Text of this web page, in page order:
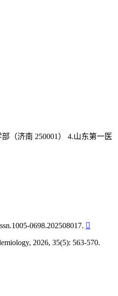
（济南 250001）
4.山东第一医
0698.202508017. 
2026, 35(5): 563-570.